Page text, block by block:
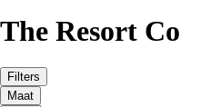
The Resort Co
Filters
Maat